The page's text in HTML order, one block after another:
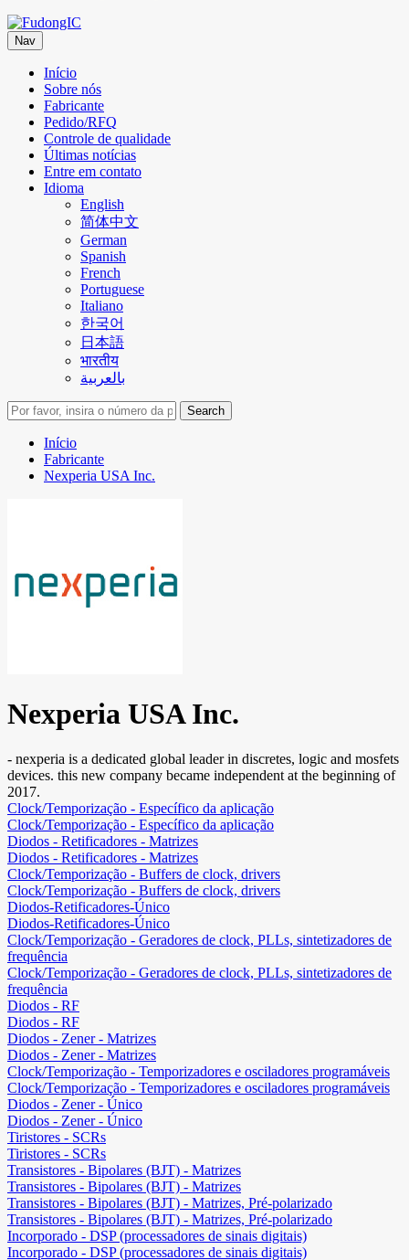
Nav
Início
Sobre nós
Fabricante
Pedido/RFQ
Controle de qualidade
Últimas notícias
Entre em contato
Idioma
English
简体中文
German
Spanish
French
Portuguese
Italiano
한국어
日本語
भारतीय
بالعربية
Search
Início
Fabricante
Nexperia USA Inc.
Nexperia USA Inc.
- nexperia is a dedicated global leader in discretes, logic and mosfets
devices. this new company became independent at the beginning of
2017.
Clock/Temporização - Específico da aplicação
Clock/Temporização - Específico da aplicação
Diodos - Retificadores - Matrizes
Diodos - Retificadores - Matrizes
Clock/Temporização - Buffers de clock, drivers
Clock/Temporização - Buffers de clock, drivers
Diodos-Retificadores-Único
Diodos-Retificadores-Único
Clock/Temporização - Geradores de clock, PLLs, sintetizadores de
frequência
Clock/Temporização - Geradores de clock, PLLs, sintetizadores de
frequência
Diodos - RF
Diodos - RF
Diodos - Zener - Matrizes
Diodos - Zener - Matrizes
Clock/Temporização - Temporizadores e osciladores programáveis
Clock/Temporização - Temporizadores e osciladores programáveis
Diodos - Zener - Único
Diodos - Zener - Único
Tiristores - SCRs
Tiristores - SCRs
Transistores - Bipolares (BJT) - Matrizes
Transistores - Bipolares (BJT) - Matrizes
Transistores - Bipolares (BJT) - Matrizes, Pré-polarizado
Transistores - Bipolares (BJT) - Matrizes, Pré-polarizado
Incorporado - DSP (processadores de sinais digitais)
Incorporado - DSP (processadores de sinais digitais)